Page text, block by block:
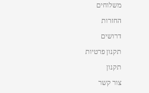
משלוחים
החזרות
דרושים
תקנון פרטיות
תקנון
צור קשר